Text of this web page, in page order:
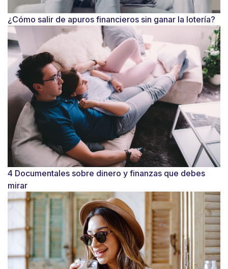
¿Cómo salir de apuros financieros sin ganar la lotería?
4 Documentales sobre dinero y finanzas que debes
mirar